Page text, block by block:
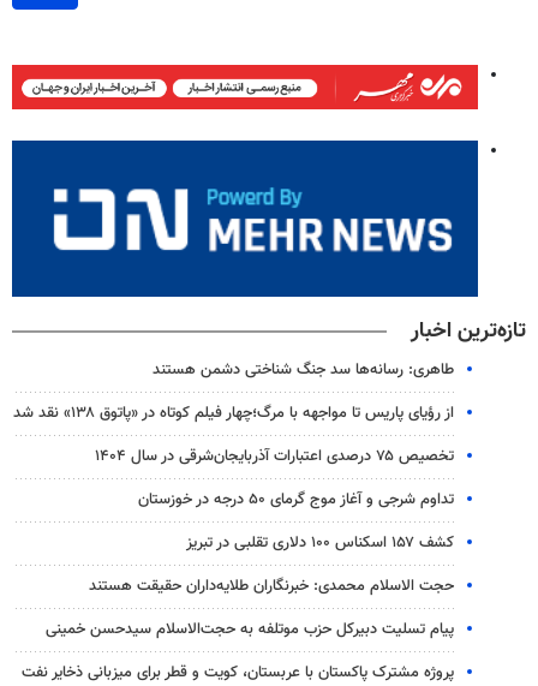
تازه‌ترین اخبار
طاهری: رسانه‌ها سد جنگ شناختی دشمن هستند
از رؤیای پاریس تا مواجهه با مرگ؛چهار فیلم کوتاه در «پاتوق ۱۳۸» نقد شد
تخصیص ۷۵ درصدی اعتبارات آذربایجان‌شرقی در سال ۱۴۰۴
تداوم شرجی و آغاز موج گرمای ۵۰ درجه در خوزستان
کشف ۱۵۷ اسکناس ۱۰۰ دلاری تقلبی در تبریز
حجت الاسلام محمدی: خبرنگاران طلایه‌داران حقیقت هستند
پیام تسلیت دبیرکل حزب موتلفه به حجت‌الاسلام سیدحسن خمینی
پروژه مشترک پاکستان با عربستان، کویت و قطر برای میزبانی ذخایر نفت